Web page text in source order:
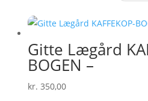
Gitte Lægård
BOGEN –
kr. 350,00